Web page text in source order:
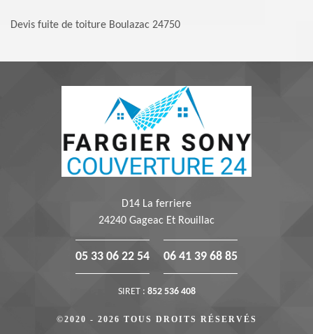
Devis fuite de toiture Boulazac 24750
D14 La ferriere
24240 Gageac Et Rouillac
05 33 06 22 54 06 41 39 68 85
SIRET : 852 536 408
©2020 - 2026 TOUS DROITS RÉSERVÉS